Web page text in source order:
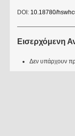
DOI: 10.18780/
Εισερχόμενη
Δεν υπάρχουν